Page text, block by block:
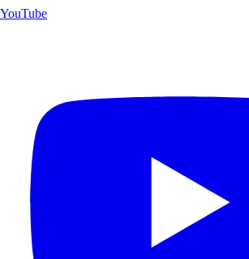
YouTube